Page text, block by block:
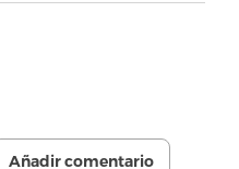
Añadir comentario